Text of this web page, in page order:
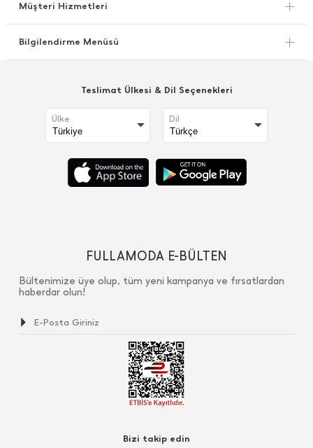
Müşteri Hizmetleri
Bilgilendirme Menüsü
Teslimat Ülkesi & Dil Seçenekleri
Ülke Dil
FULLAMODA E-BÜLTEN
Bültenimize üye olup, tüm yeni kampanya ve fırsatlardan
haberdar olun!
Bizi takip edin